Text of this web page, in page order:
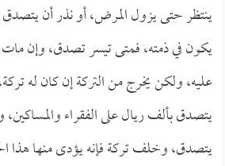
ينتظر حتى يزول المرض، أو نذر أن يتصدق
يكون في ذمته، فمتى تيسر تصدق، وإن
عليه، ولكن يخرج من التركة إن كان له
يتصدق بألف ريال على الفقراء
يتصدق، وخلف تركة فإنه يؤدى منها هذا